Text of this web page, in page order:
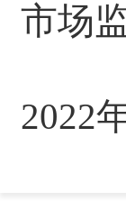
市场
2022